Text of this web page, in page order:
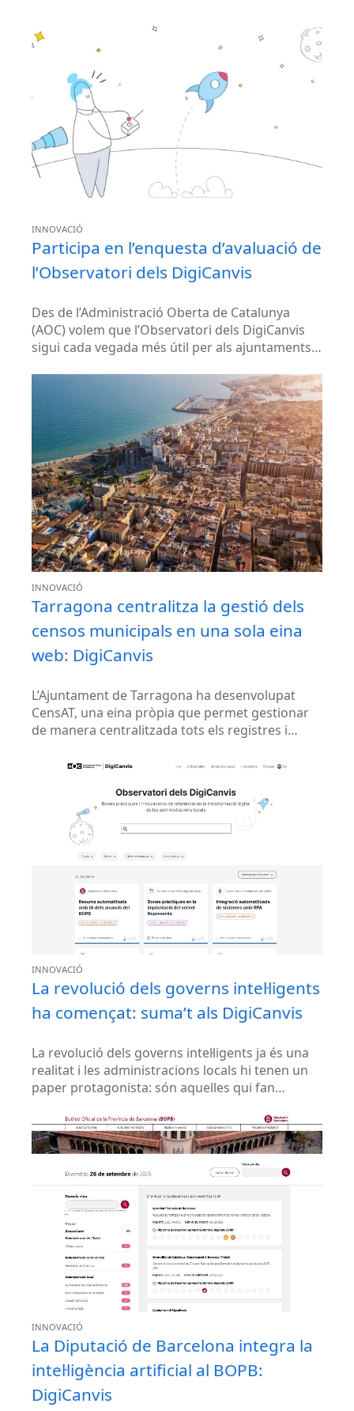
INNOVACIÓ
Participa en l’enquesta d’avaluació de
l’Observatori dels DigiCanvis
Des de l’Administració Oberta de Catalunya
(AOC) volem que l’Observatori dels DigiCanvis
sigui cada vegada més útil per als ajuntaments i
INNOVACIÓ
Tarragona centralitza la gestió dels
censos municipals en una sola eina
web: DigiCanvis
L’Ajuntament de Tarragona ha desenvolupat
CensAT, una eina pròpia que permet gestionar
de manera centralitzada tots els registres i
l’organització...
INNOVACIÓ
La revolució dels governs intel·ligents
ha començat: suma’t als DigiCanvis
La revolució dels governs intel·ligents ja és una
realitat i les administracions locals hi tenen un
paper protagonista: són aquelles qui fan
INNOVACIÓ
La Diputació de Barcelona integra la
intel·ligència artificial al BOPB:
DigiCanvis